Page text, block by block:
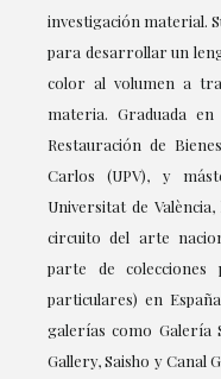
investigación material.
para desarrollar un
color al volumen a
materia. Graduada
Restauración de
Carlos (UPV), y
Universitat de
circuito del arte
parte de colecciones
particulares) en
galerías como Galería
Gallery, Saisho y Canal